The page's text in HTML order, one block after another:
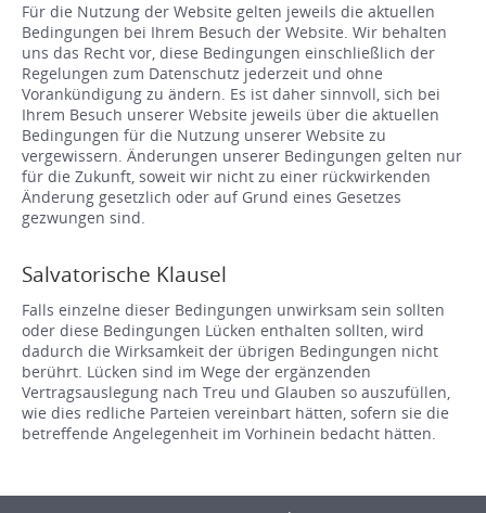
Für die Nutzung der Website gelten jeweils die aktuellen
Bedingungen bei Ihrem Besuch der Website. Wir behalten
uns das Recht vor, diese Bedingungen einschließlich der
Regelungen zum Datenschutz jederzeit und ohne
Vorankündigung zu ändern. Es ist daher sinnvoll, sich bei
Ihrem Besuch unserer Website jeweils über die aktuellen
Bedingungen für die Nutzung unserer Website zu
vergewissern. Änderungen unserer Bedingungen gelten nur
für die Zukunft, soweit wir nicht zu einer rückwirkenden
Änderung gesetzlich oder auf Grund eines Gesetzes
gezwungen sind.
Salvatorische Klausel
Falls einzelne dieser Bedingungen unwirksam sein sollten
oder diese Bedingungen Lücken enthalten sollten, wird
dadurch die Wirksamkeit der übrigen Bedingungen nicht
berührt. Lücken sind im Wege der ergänzenden
Vertragsauslegung nach Treu und Glauben so auszufüllen,
wie dies redliche Parteien vereinbart hätten, sofern sie die
betreffende Angelegenheit im Vorhinein bedacht hätten.